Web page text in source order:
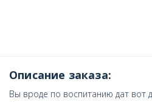
Описание заказа:
Вы вроде по воспитанию дат вот